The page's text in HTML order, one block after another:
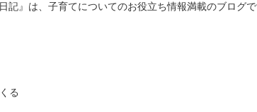
記』は、子育てについてのお役立ち情報満載のブログ
る